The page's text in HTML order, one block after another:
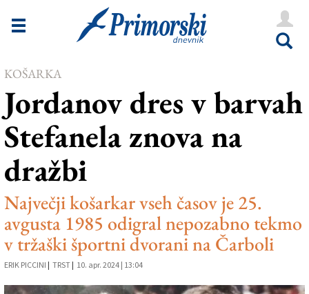
Novice
Goriška
Kultura
Šport
Še
Vreme
V Kioskih
KOŠARKA
Jordanov dres v barvah
Stefanela znova na
dražbi
Največji košarkar vseh časov je 25.
avgusta 1985 odigral nepozabno tekmo
v tržaški športni dvorani na Čarboli
ERIK PICCINI | TRST | 10. apr. 2024 | 13:04